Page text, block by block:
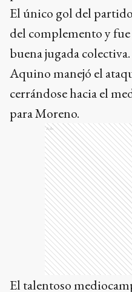
Aquino manejó el
cerrándose hacia el
para Moreno.
El talentoso
dentro del área con el
recibir la devolución,
un enganche hacia